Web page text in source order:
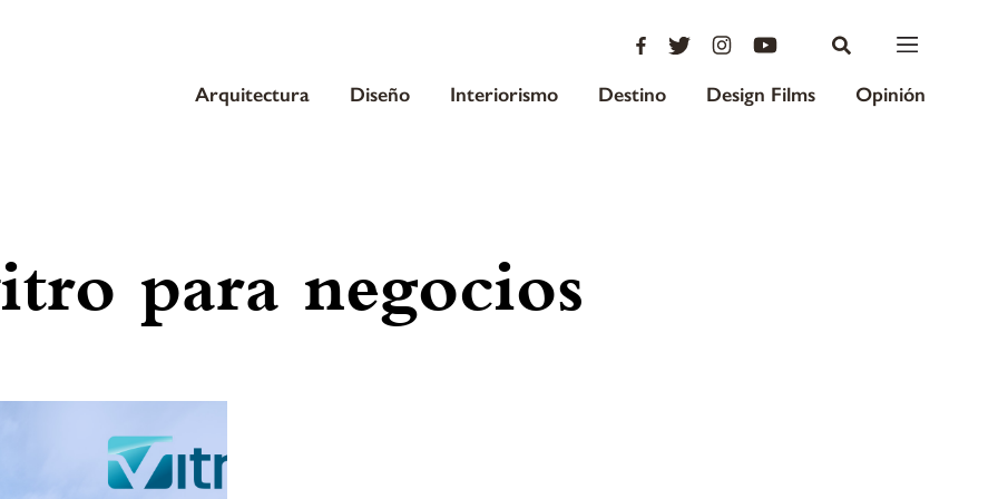
Arquitectura Diseño Interiorismo Destino Design Films Opinión
para negocios